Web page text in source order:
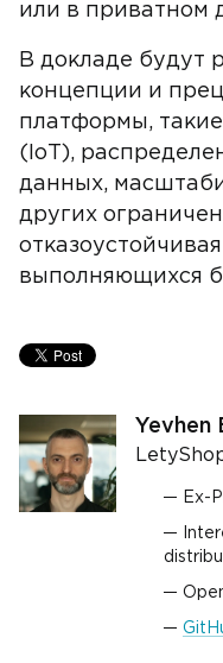
или в приватном
В докладе будут
концепции и
платформы,
(IoT),
данных,
других
выполняющихся
Yevhen
Ex-